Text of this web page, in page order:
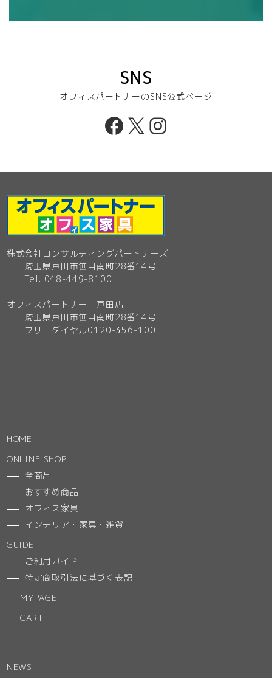
SNS
オフィスパートナーのSNS公式ページ
Facebook
X Instagram
株式会社コンサルティングパートナーズ
─ 埼玉県戸田市笹目南町28番14号
Tel. 048-449-8100
オフィスパートナー 戸田店
─ 埼玉県戸田市笹目南町28番14号
フリーダイヤル0120-356-100
HOME
ONLINE SHOP
全商品
おすすめ商品
オフィス家具
インテリア・家具・雑貨
GUIDE
ご利用ガイド
特定商取引法に基づく表記
MYPAGE
CART
NEWS